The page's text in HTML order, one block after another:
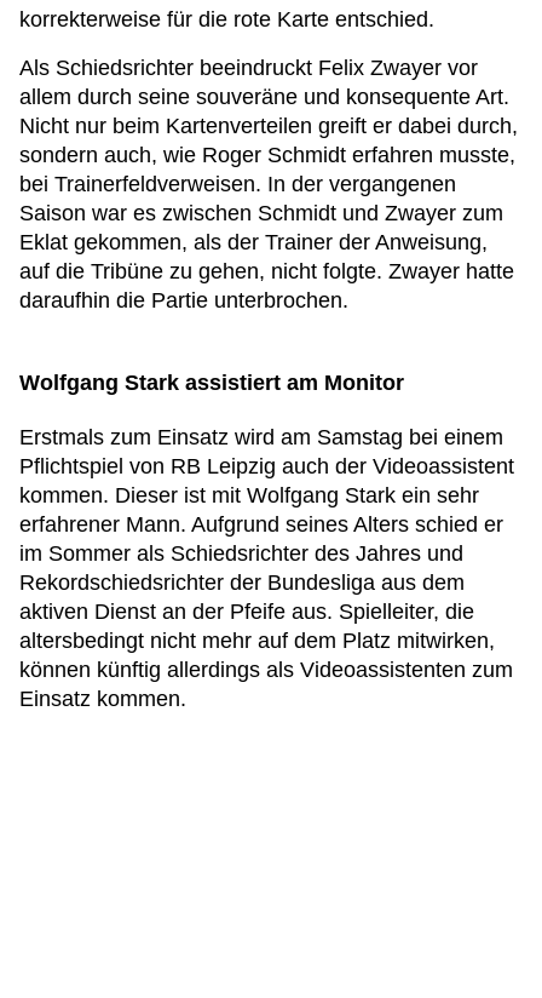
korrekterweise für die rote Karte entschied.
Als Schiedsrichter beeindruckt Felix Zwayer vor
allem durch seine souveräne und konsequente Art.
Nicht nur beim Kartenverteilen greift er dabei durch,
sondern auch, wie Roger Schmidt erfahren musste,
bei Trainerfeldverweisen. In der vergangenen
Saison war es zwischen Schmidt und Zwayer zum
Eklat gekommen, als der Trainer der Anweisung,
auf die Tribüne zu gehen, nicht folgte. Zwayer hatte
daraufhin die Partie unterbrochen.
Wolfgang Stark assistiert am Monitor
Erstmals zum Einsatz wird am Samstag bei einem
Pflichtspiel von RB Leipzig auch der Videoassistent
kommen. Dieser ist mit Wolfgang Stark ein sehr
erfahrener Mann. Aufgrund seines Alters schied er
im Sommer als Schiedsrichter des Jahres und
Rekordschiedsrichter der Bundesliga aus dem
aktiven Dienst an der Pfeife aus. Spielleiter, die
altersbedingt nicht mehr auf dem Platz mitwirken,
können künftig allerdings als Videoassistenten zum
Einsatz kommen.